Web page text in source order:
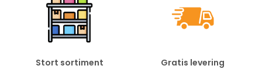
Stort sortiment Gratis levering